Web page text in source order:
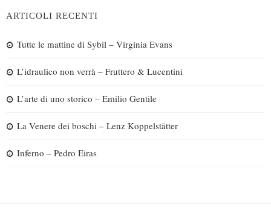
ARTICOLI RECENTI
Tutte le mattine di Sybil – Virginia Evans
L’idraulico non verrà – Fruttero & Lucentini
L’arte di uno storico – Emilio Gentile
La Venere dei boschi – Lenz Koppelstätter
Inferno – Pedro Eiras